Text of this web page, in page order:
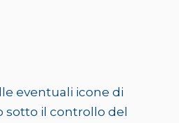
eventuali icone di
sotto il controllo del